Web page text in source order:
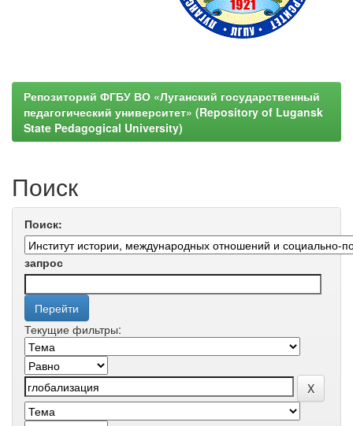
Репозиторий ФГБУ ВО «Луганский государственный
педагогический университет» (Repository of Lugansk
State Pedagogical University)
Поиск
Поиск:
запрос
Текущие фильтры: